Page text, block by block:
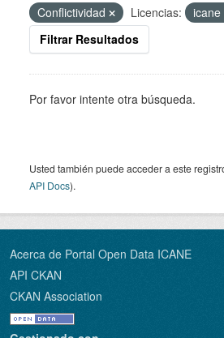
Conflictividad
Licencias:
icane
Filtrar Resultados
Por favor intente otra búsqueda.
Usted también puede acceder a este
API Docs).
Acerca de Portal Open Data ICANE
API CKAN
CKAN Association